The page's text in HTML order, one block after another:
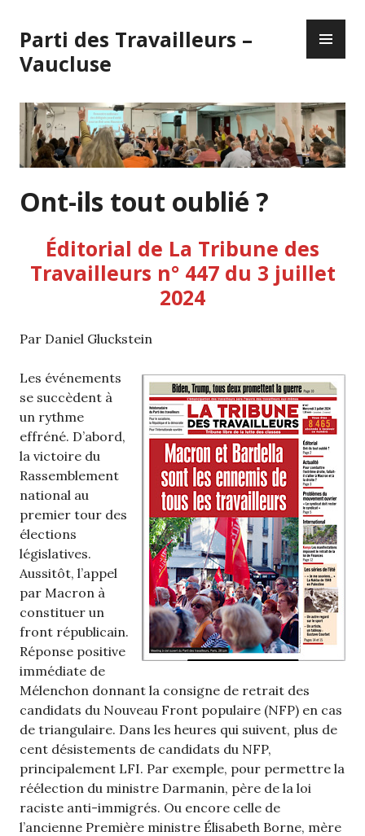
to
content
Parti des Travailleurs –
Vaucluse
Ont-ils tout oublié ?
Éditorial de La Tribune des
Travailleurs n° 447 du 3 juillet
2024
Par Daniel Gluckstein
Les événements
se succèdent à
un rythme
effréné. D’abord,
la victoire du
Rassemblement
national au
premier tour des
élections
législatives.
Aussitôt, l’appel
par Macron à
constituer un
front républicain.
Réponse positive
immédiate de
Mélenchon donnant la consigne de retrait des
candidats du Nouveau Front populaire (NFP) en cas
de triangulaire. Dans les heures qui suivent, plus de
cent désistements de candidats du NFP,
principalement LFI. Par exemple, pour permettre la
réélection du ministre Darmanin, père de la loi
raciste anti-immigrés. Ou encore celle de
l’ancienne Première ministre Élisabeth Borne, mère